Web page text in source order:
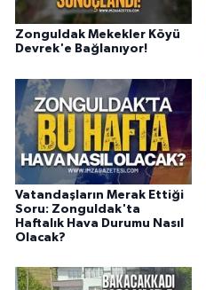
Zonguldak Mekekler Köyü
Devrek'e Bağlanıyor!
Vatandaşların Merak Ettiği
Soru: Zonguldak'ta
Haftalık Hava Durumu Nasıl
Olacak?